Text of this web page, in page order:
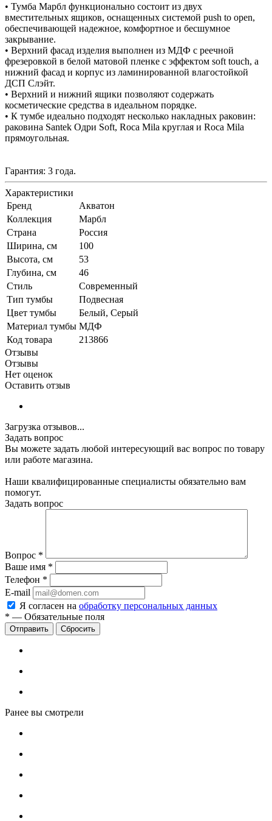
• Тумба Марбл функционально состоит из двух
вместительных ящиков, оснащенных системой push to open,
обеспечивающей надежное, комфортное и бесшумное
закрывание.
• Верхний фасад изделия выполнен из МДФ с реечной
фрезеровкой в белой матовой пленке с эффектом soft touch, а
нижний фасад и корпус из ламинированной влагостойкой
ДСП Слэйт.
• Верхний и нижний ящики позволяют содержать
косметические средства в идеальном порядке.
• К тумбе идеально подходят несколько накладных раковин:
раковина Santek Одри Soft, Roca Mila круглая и Roca Mila
прямоугольная.
Гарантия: 3 года.
Характеристики
Бренд
Акватон
Коллекция
Марбл
Страна
Россия
Ширина, см
100
Высота, см
53
Глубина, см
46
Стиль
Современный
Тип тумбы
Подвесная
Цвет тумбы
Белый, Серый
Материал тумбы МДФ
Код товара
213866
Отзывы
Отзывы
Нет оценок
Оставить отзыв
Загрузка отзывов...
Задать вопрос
Вы можете задать любой интересующий вас вопрос по товару
или работе магазина.
Наши квалифицированные специалисты обязательно вам
помогут.
Задать вопрос
Вопрос *
Ваше имя *
Телефон *
E-mail
Я согласен на обработку персональных данных
* — Обязательные поля
Сбросить
Ранее вы смотрели